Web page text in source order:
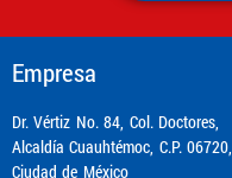
Empresa
​Dr. Vértiz No. 84, Col. Doctores,
Alcaldía Cuauhtémoc, C.P. 06720,
Ciudad de México